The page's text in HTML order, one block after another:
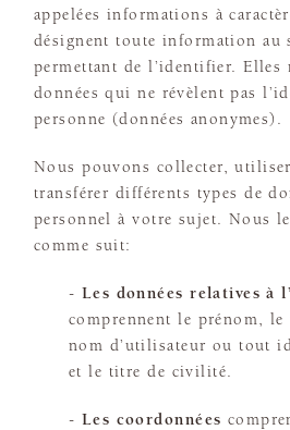
appelées informations à
désignent toute information au
permettant de l’identifier. Elles
données qui ne révèlent pas
personne (données anonymes).
Nous pouvons collecter,
transférer différents types de
personnel à votre sujet. Nous
comme suit:
- Les données relatives à
comprennent le prénom,
nom d’utilisateur ou tout
et le titre de civilité.
- Les coordonnées